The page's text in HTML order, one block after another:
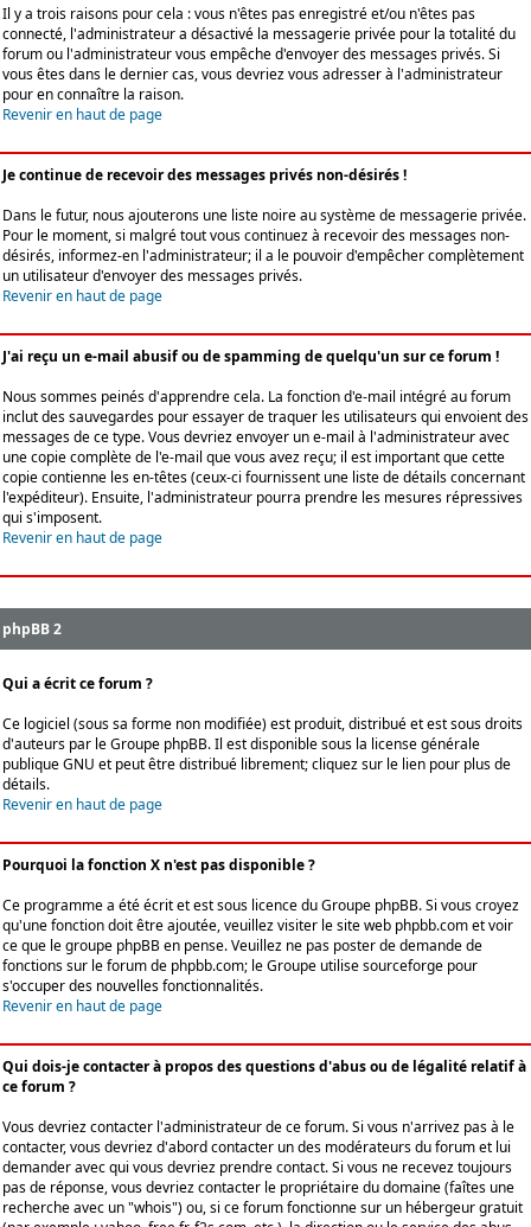
Il y a trois raisons pour cela : vous n'êtes pas enregistré et/ou n'êtes pas
connecté, l'administrateur a désactivé la messagerie privée pour la totalité du
forum ou l'administrateur vous empêche d'envoyer des messages privés. Si
vous êtes dans le dernier cas, vous devriez vous adresser à l'administrateur
pour en connaître la raison.
Revenir en haut de page
Je continue de recevoir des messages privés non-désirés !
Dans le futur, nous ajouterons une liste noire au système de messagerie privée.
Pour le moment, si malgré tout vous continuez à recevoir des messages non-
désirés, informez-en l'administrateur; il a le pouvoir d'empêcher complètement
un utilisateur d'envoyer des messages privés.
Revenir en haut de page
J'ai reçu un e-mail abusif ou de spamming de quelqu'un sur ce forum !
Nous sommes peinés d'apprendre cela. La fonction d'e-mail intégré au forum
inclut des sauvegardes pour essayer de traquer les utilisateurs qui envoient des
messages de ce type. Vous devriez envoyer un e-mail à l'administrateur avec
une copie complète de l'e-mail que vous avez reçu; il est important que cette
copie contienne les en-têtes (ceux-ci fournissent une liste de détails concernant
l'expéditeur). Ensuite, l'administrateur pourra prendre les mesures répressives
qui s'imposent.
Revenir en haut de page
phpBB 2
Qui a écrit ce forum ?
Ce logiciel (sous sa forme non modifiée) est produit, distribué et est sous droits
d'auteurs par leGroupe phpBB. Il est disponible sous la license générale
publique GNU et peut être distribué librement; cliquez sur le lien pour plus de
détails.
Revenir en haut de page
Pourquoi la fonction X n'est pas disponible ?
Ce programme a été écrit et est sous licence du Groupe phpBB. Si vous croyez
qu'une fonction doit être ajoutée, veuillez visiter le site web phpbb.com et voir
ce que le groupe phpBB en pense. Veuillez ne pas poster de demande de
fonctions sur le forum de phpbb.com; le Groupe utilise sourceforge pour
s'occuper des nouvelles fonctionnalités.
Revenir en haut de page
Qui dois-je contacter à propos des questions d'abus ou de légalité relatif à
ce forum ?
Vous devriez contacter l'administrateur de ce forum. Si vous n'arrivez pas à le
contacter, vous devriez d'abord contacter un des modérateurs du forum et lui
demander avec qui vous devriez prendre contact. Si vous ne recevez toujours
pas de réponse, vous devriez contacter le propriétaire du domaine (faîtes une
recherche avec un "whois") ou, si ce forum fonctionne sur un hébergeur gratuit